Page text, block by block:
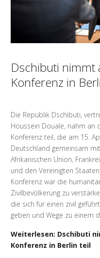
Dschibuti nimmt
Konferenz in
Die Republik Dschibuti,
Houssein Douale, nahm an
Konferenz teil, die am 15.
Deutschland gemeinsam
Afrikanischen Union,
und den Vereinigten
Konferenz war die
Zivilbevölkerung zu
die sich für einen zivil
geben und Wege zu einem
Weiterlesen: Dschibuti
Konferenz in Berlin teil